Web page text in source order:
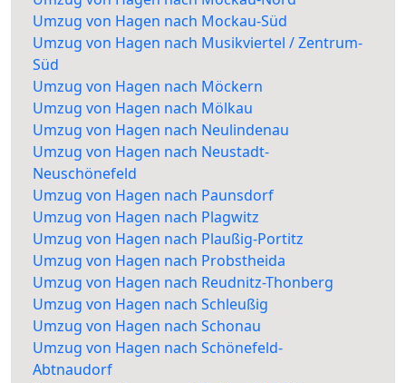
Umzug von Hagen nach Mockau-Süd
Umzug von Hagen nach Musikviertel / Zentrum-
Süd
Umzug von Hagen nach Möckern
Umzug von Hagen nach Mölkau
Umzug von Hagen nach Neulindenau
Umzug von Hagen nach Neustadt-
Neuschönefeld
Umzug von Hagen nach Paunsdorf
Umzug von Hagen nach Plagwitz
Umzug von Hagen nach Plaußig-Portitz
Umzug von Hagen nach Probstheida
Umzug von Hagen nach Reudnitz-Thonberg
Umzug von Hagen nach Schleußig
Umzug von Hagen nach Schonau
Umzug von Hagen nach Schönefeld-
Abtnaudorf